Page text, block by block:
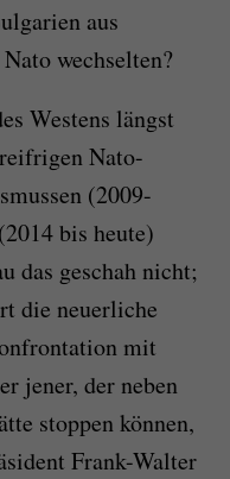
aus
wechselten?
Westens längst
Nato-
(2009-
bis heute)
das geschah nicht;
die neuerliche
mit
jener, der neben
stoppen können,
Frank-Walter